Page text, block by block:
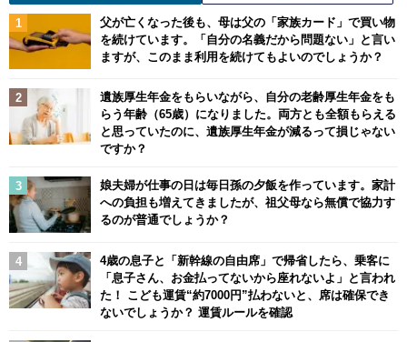
父が亡くなった後も、母は父の「家族カード」で買い物
を続けています。「自分の名義だから問題ない」と言い
ますが、このまま利用を続けてもよいのでしょうか？
遺族厚生年金をもらいながら、自分の老齢厚生年金をも
らう年齢（65歳）になりました。両方とも全額もらえる
と思っていたのに、遺族厚生年金が減るって損じゃない
ですか？
娘夫婦が仕事の日は毎日孫の夕飯を作っています。家計
への負担も増えてきましたが、祖父母なら無償で協力す
るのが普通でしょうか？
4歳の息子と「新幹線の自由席」で帰省したら、乗客に
「息子さん、お金払ってないから座れないよ」と言われ
た！ こども運賃“約7000円”払わないと、席は確保でき
ないでしょうか？ 運賃ルールを確認